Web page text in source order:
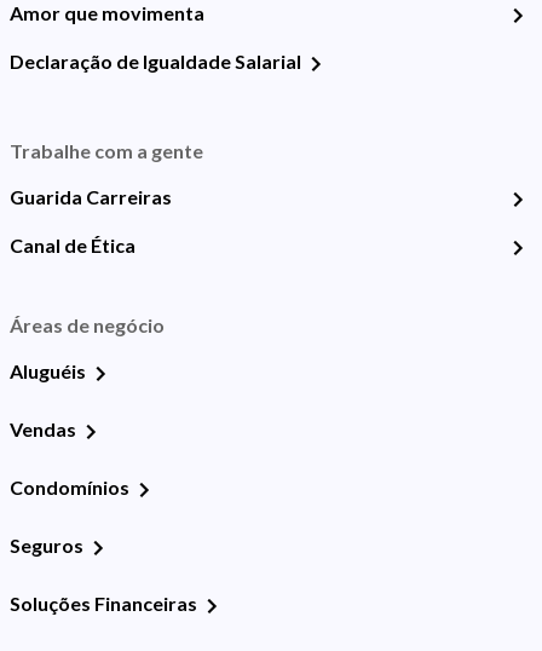
Amor que movimenta
Declaração de Igualdade Salarial
Trabalhe com a gente
Guarida Carreiras
Canal de Ética
Áreas de negócio
Aluguéis
Vendas
Condomínios
Seguros
Soluções Financeiras